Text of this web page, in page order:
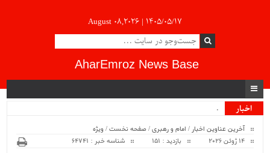
August 08,2026 | ۱۴۰۵/۰۵/۱۷
AharEmroz News Base
اخبار
سیب .
آخرین عناوین اخبار / امام و رهبری/صفحه نخست/ ویژه
14 ژوئن 2026
بازدید : 151 شناسه خبر : 64741